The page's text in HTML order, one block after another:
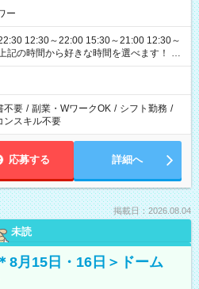
ー
12:30～22:00 15:30～21:00 12:30～
性があります
不要 / 副業・WワークOK / シフト勤務 /
ンスキル不要
応募する 詳細へ
掲載日：2026.08.04
未読
8月15日・16日＞ドーム